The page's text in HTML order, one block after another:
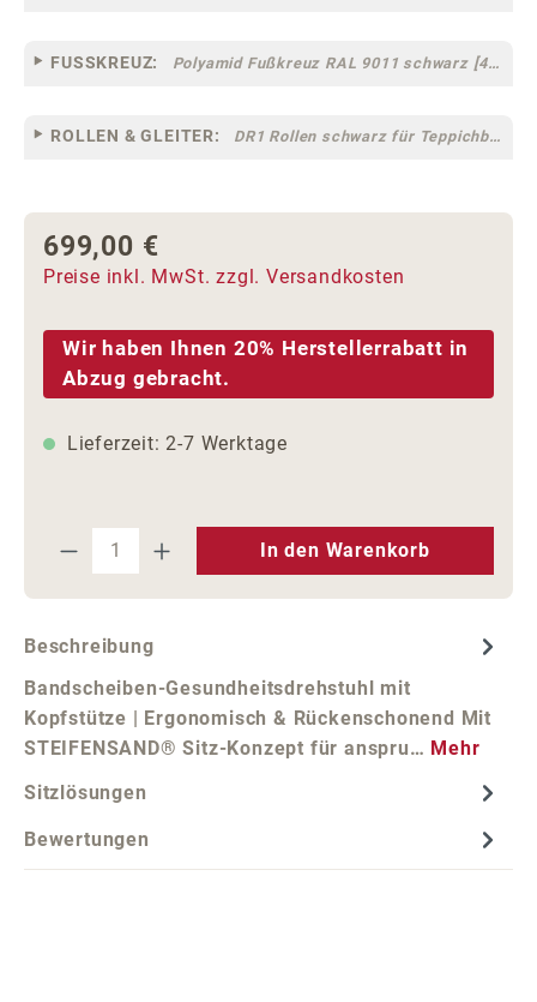
FUSSKREUZ: Polyamid Fußkreuz RAL 9011 schwarz [44]
ROLLEN & GLEITER: DR1 Rollen schwarz für Teppichböden [10]
Regulärer Preis:
699,00 €
Preise inkl. MwSt. zzgl. Versandkosten
Wir haben Ihnen 20% Herstellerrabatt in
Abzug gebracht.
Lieferzeit: 2-7 Werktage
Produkt Anzahl: Gib den
In den Warenkorb
Beschreibung
Bandscheiben-Gesundheitsdrehstuhl mit
Kopfstütze | Ergonomisch & Rückenschonend Mit
STEIFENSAND® Sitz-Konzept für anspru… Mehr
Sitzlösungen
Bewertungen